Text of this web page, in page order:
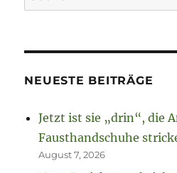
nach:
NEUESTE BEITRÄGE
Jetzt ist sie „drin“, die
Fausthandschuhe
August 7, 2026